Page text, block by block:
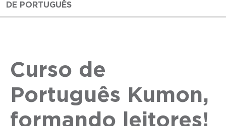
DE PORTUGUÊS
Curso de
Português Kumon,
formando leitores!